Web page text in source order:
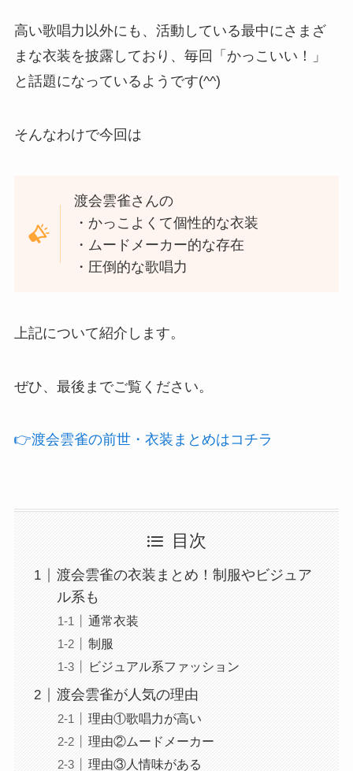
高い歌唱力以外にも、活動している最中にさまざ
まな衣装を披露しており、毎回「かっこいい！」
と話題になっているようです(^^)
そんなわけで今回は
渡会雲雀さんの
・かっこよくて個性的な衣装
・ムードメーカー的な存在
・圧倒的な歌唱力
上記について紹介します。
ぜひ、最後までご覧ください。
👉️渡会雲雀の前世・衣装まとめはコチラ
目次
渡会雲雀の衣装まとめ！制服やビジュア
ル系も
通常衣装
制服
ビジュアル系ファッション
渡会雲雀が人気の理由
理由①歌唱力が高い
理由②ムードメーカー
理由③人情味がある